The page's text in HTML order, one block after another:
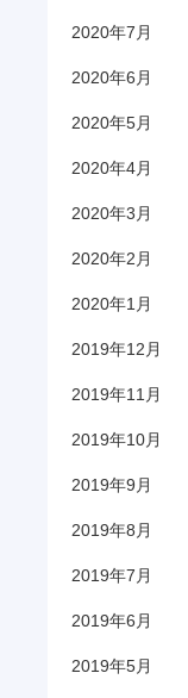
2020年7月
2020年6月
2020年5月
2020年4月
2020年3月
2020年2月
2020年1月
2019年12月
2019年11月
2019年10月
2019年9月
2019年8月
2019年7月
2019年6月
2019年5月